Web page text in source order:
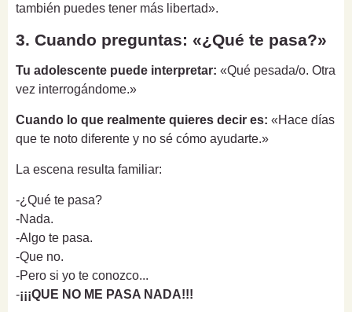
también puedes tener más libertad».
3. Cuando preguntas: «¿Qué te pasa?»
Tu adolescente puede interpretar: «Qué pesada/o. Otra
vez interrogándome.»
Cuando lo que realmente quieres decir es: «Hace días
que te noto diferente y no sé cómo ayudarte.»
La escena resulta familiar:
-¿Qué te pasa?
-Nada.
-Algo te pasa.
-Que no.
-Pero si yo te conozco...
-¡¡¡QUE NO ME PASA NADA!!!